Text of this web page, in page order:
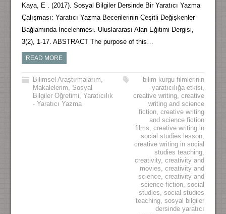
Kaya, E . (2017). Sosyal Bilgiler Dersinde Bir Yaratıcı Yazma
Çalışması: Yaratıcı Yazma Becerilerinin Çeşitli Değişkenler
Bağlamında İncelenmesi. Uluslararası Alan Eğitimi Dergisi,
3(2), 1-17. ABSTRACT The purpose of this…
READ MORE
Bilimsel Araştırmalarım,
Makalelerim, Sosyal
Bilgiler Öğretimi, Yaratıcılık
- Yaratıcı Yazma
bilim kurgu filmlerinin
yaratıcılığa etkisi,
creative writing,creative
writing and science
fiction,creative writing
and science fiction
films,creative writing in
social studies lesson,
creative writing in social
studies teaching,
creativity,creativity and
movies,creativity and
science,creativity and
science fiction,social
studies,social studies
teaching,sosyal bilgiler
dersinde yaratıcı